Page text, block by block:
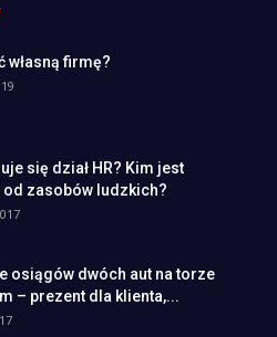
własną firmę?
się dział HR? Kim jest
zasobów ludzkich?
osiągów dwóch aut na torze
– prezent dla klienta,...